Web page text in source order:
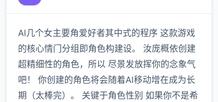
AI几个女主要角爱好者其中式的程序 这款游戏
的核心情门分组即角色构建设。 汝庞概依创建
超精细性的角色，所以 尽景发放挥你的念象气
吧！ 你创建的角色将会随着AI移动增在成为长
期（太棒完）。 关键于角色性别 如果你不是希